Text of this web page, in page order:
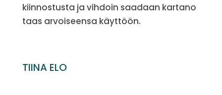
kiinnostusta ja vihdoin saadaan kartano
taas arvoiseensa käyttöön.
TIINA ELO